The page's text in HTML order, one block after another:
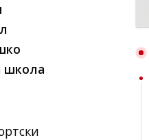
школа